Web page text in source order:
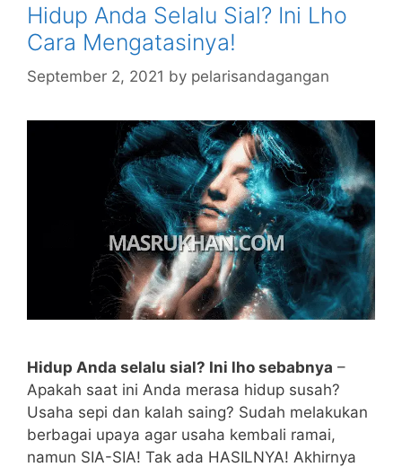
Hidup Anda Selalu Sial? Ini Lho
Cara Mengatasinya!
September 2, 2021 by pelarisandagangan
Hidup Anda selalu sial? Ini lho sebabnya –
Apakah saat ini Anda merasa hidup susah?
Usaha sepi dan kalah saing? Sudah melakukan
berbagai upaya agar usaha kembali ramai,
namun SIA-SIA! Tak ada HASILNYA! Akhirnya